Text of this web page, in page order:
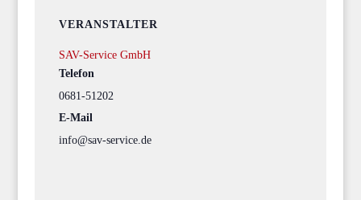
VERANSTALTER
SAV-Service GmbH
Telefon
0681-51202
E-Mail
info@sav-service.de